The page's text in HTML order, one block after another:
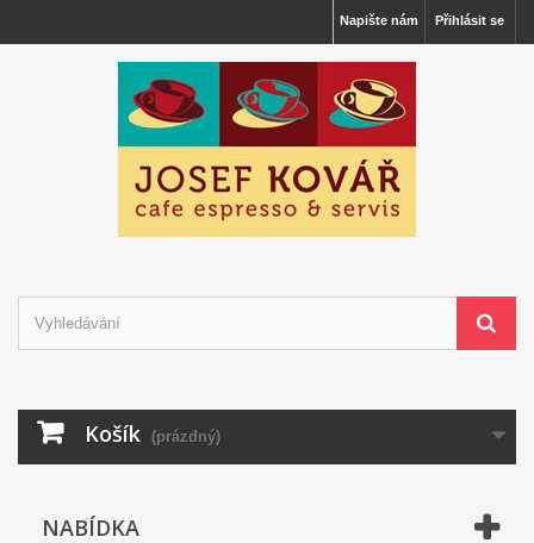
Přihlásit se
Napište nám
Košík (prázdný)
NABÍDKA